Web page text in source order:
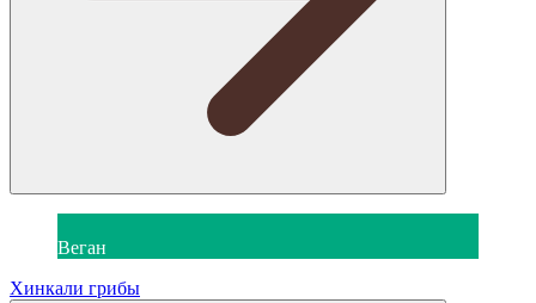
Веган
Хинкали грибы